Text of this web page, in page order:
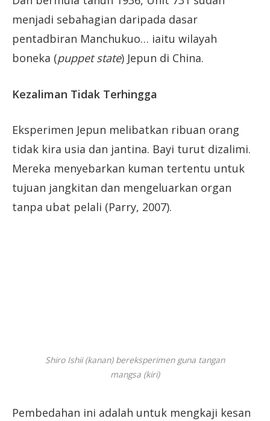
menjadi sebahagian daripada dasar
pentadbiran Manchukuo… iaitu wilayah
boneka (puppet state) Jepun di China.
Kezaliman Tidak Terhingga
Eksperimen Jepun melibatkan ribuan orang
tidak kira usia dan jantina. Bayi turut dizalimi.
Mereka menyebarkan kuman tertentu untuk
tujuan jangkitan dan mengeluarkan organ
tanpa ubat pelali (Parry, 2007).
Shiro Ishii (kanan) bereksperimen guna tangan
mangsa (kiri)
Pembedahan ini adalah untuk mengkaji kesan